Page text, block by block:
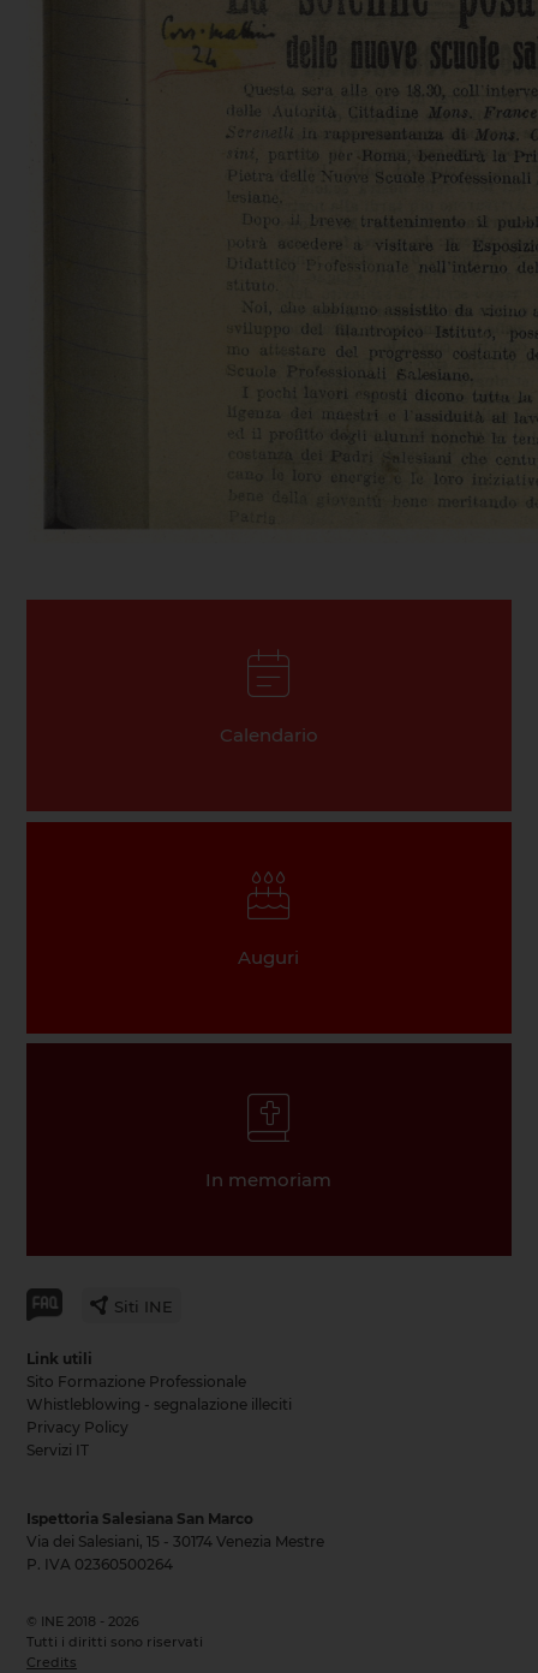
Calendario
Auguri
In memoriam
Siti INE
Link utili
Sito Formazione Professionale
Whistleblowing - segnalazione illeciti
Privacy Policy
Servizi IT
Ispettoria Salesiana San Marco
Via dei Salesiani, 15 - 30174 Venezia Mestre
P. IVA 02360500264
© INE 2018 - 2026
Tutti i diritti sono riservati
Credits